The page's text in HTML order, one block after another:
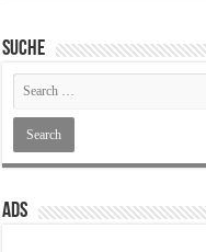
SUCHE
ADS